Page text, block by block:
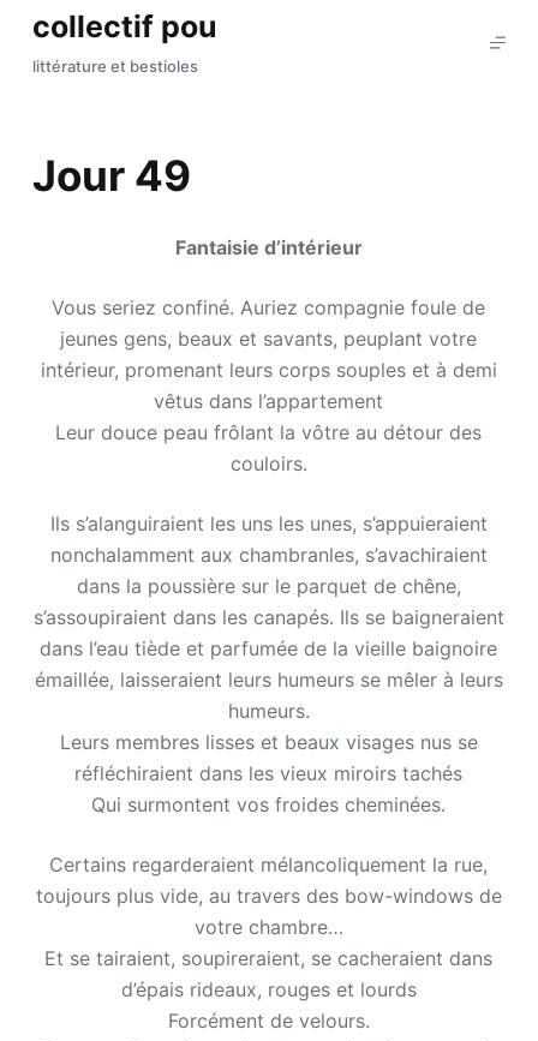
P
a
collectif pou
littérature et bestioles
Jour 49
Fantaisie d’intérieur
Vous seriez confiné. Auriez compagnie foule de
jeunes gens, beaux et savants, peuplant votre
intérieur, promenant leurs corps souples et à demi
vêtus dans l’appartement
Leur douce peau frôlant la vôtre au détour des
couloirs.
Ils s’alanguiraient les uns les unes, s’appuieraient
nonchalamment aux chambranles, s’avachiraient
dans la poussière sur le parquet de chêne,
s’assoupiraient dans les canapés. Ils se baigneraient
dans l’eau tiède et parfumée de la vieille baignoire
émaillée, laisseraient leurs humeurs se mêler à leurs
humeurs.
Leurs membres lisses et beaux visages nus se
réfléchiraient dans les vieux miroirs tachés
Qui surmontent vos froides cheminées.
Certains regarderaient mélancoliquement la rue,
toujours plus vide, au travers des bow-windows de
votre chambre…
Et se tairaient, soupireraient, se cacheraient dans
d’épais rideaux, rouges et lourds
Forcément de velours.